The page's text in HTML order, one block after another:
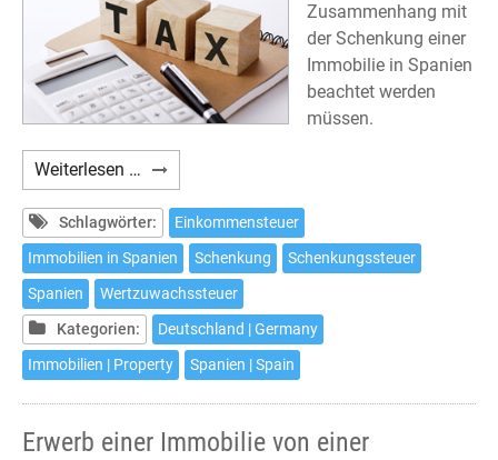
Zusammenhang mit
der Schenkung einer
Immobilie in Spanien
beachtet werden
müssen.
Weiterlesen … Schenkung
einer
Immobilie
in
Spanien
und
deren
steuerliche
Auswirkungen
Schlagwörter:
Einkommensteuer
Immobilien in Spanien
Schenkung
Schenkungssteuer
Spanien
Wertzuwachssteuer
Kategorien:
Deutschland | Germany
Immobilien | Property
Spanien | Spain
Erwerb einer Immobilie von einer